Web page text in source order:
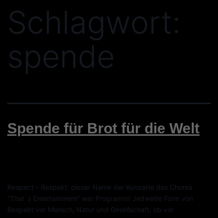
Schlagwort:
spende
Spende für Brot für die Welt
Respect – Respekt: dieser Name der Konzerte des Chores
“That`s Entertainment” war Programm! Jedwede Form von
Respekt vor Mensch, Natur und Gesellschaft, ob vor